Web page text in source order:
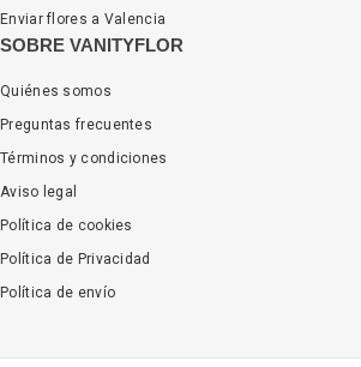
Enviar flores a Valencia
SOBRE VANITYFLOR
Quiénes somos
Preguntas frecuentes
Términos y condiciones
Aviso legal
Política de cookies
Política de Privacidad
Política de envío